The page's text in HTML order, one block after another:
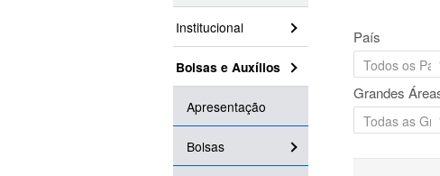
Institucional
Bolsas e Auxílios
Apresentação
Bolsas
País
Grandes